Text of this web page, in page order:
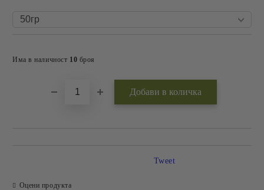
Има в наличност 10 броя
Оцени продукта
Tweet